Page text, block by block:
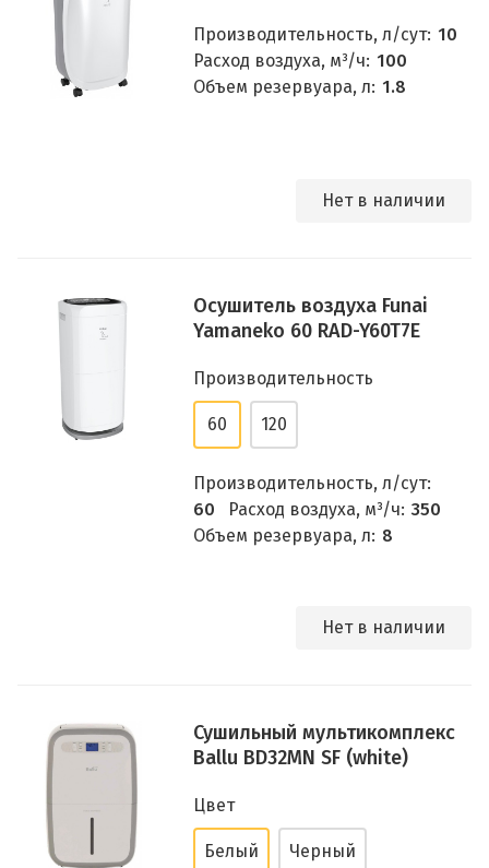
Производительность, л/сут: 10
Расход воздуха, м³/ч: 100
Объем резервуара, л: 1.8
Нет в наличии
Осушитель воздуха Funai
Yamaneko 60 RAD-Y60T7E
Производительность
60 120
Производительность, л/сут:
60
Расход воздуха, м³/ч: 350
Объем резервуара, л: 8
Нет в наличии
Сушильный мультикомплекс
Ballu BD32MN SF (white)
Цвет
Белый Черный